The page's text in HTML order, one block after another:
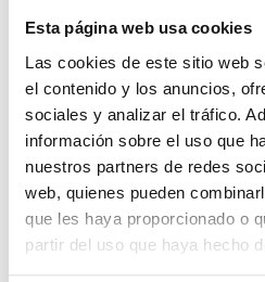
Esta página web usa cookies
Las cookies de este sitio web
el contenido y los anuncios,
sociales y analizar el tráfico.
información sobre el uso que
nuestros partners de redes
web, quienes pueden
que les haya proporcionado o
partir del uso que haya hecho
sinfonier, butacas, etc.
Almacenaje, comodidad y
tener en nuestro dormitorio
necesitamos.
Butacas lisas y
amplitud y hasta pequeñas
dormitorio. Combina tus
mobiliario principal para